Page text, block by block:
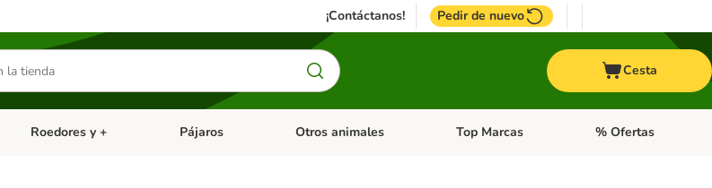
¡Contáctanos! Pedir de nuevo
Cesta
Dieta Vet.
Menú de categoria abierto: Antiparasitarios
Roedores y + Menú de categoria abierto: Roedores y +
Pájaros Menú de categoria abierto: Pájaros
Otros animales Menú de categoria abierto: Otros animales
Top Marcas Menú de categoria
% Ofertas